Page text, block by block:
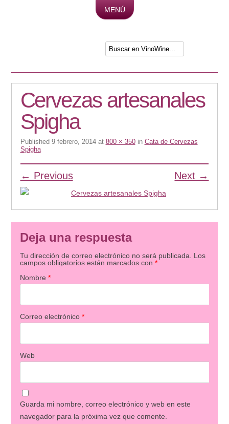
MENÚ
Cervezas artesanales
Spigha
Published 9 febrero, 2014at 800 × 350in Cata de Cervezas
Spigha
← Previous Next →
Deja una respuesta
Tu dirección de correo electrónico no será publicada. Los
campos obligatorios están marcados con *
Nombre *
Correo electrónico *
Web
Guarda mi nombre, correo electrónico y web en este
navegador para la próxima vez que comente.